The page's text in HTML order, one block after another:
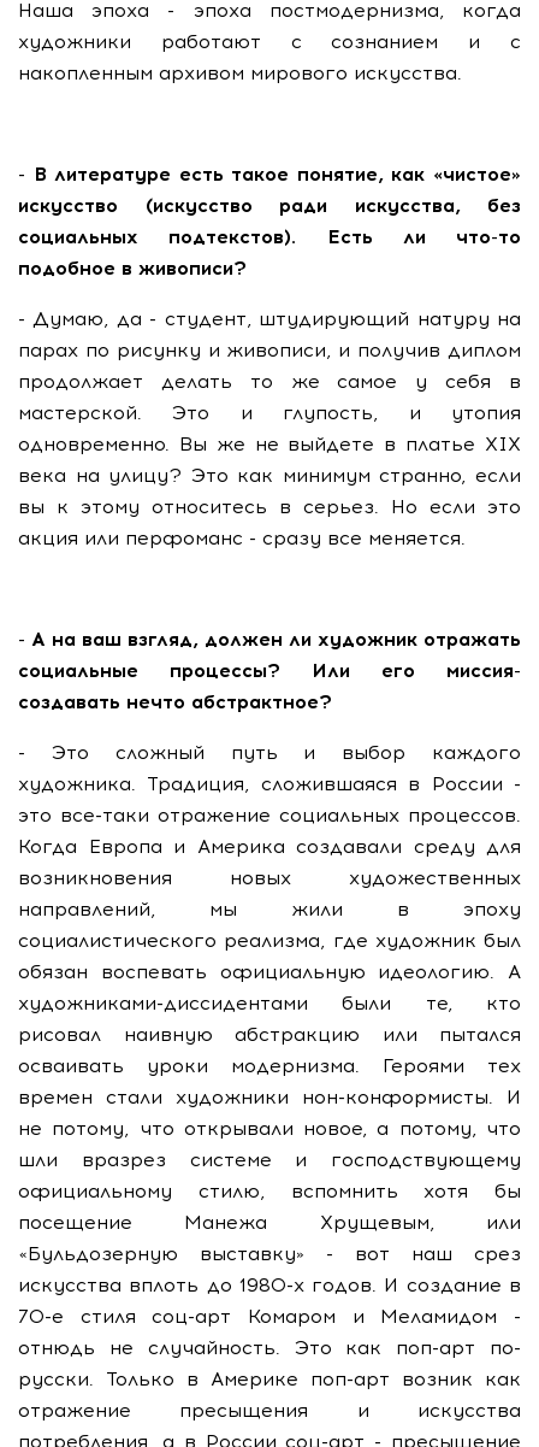
Наша эпоха - эпоха постмодернизма, когда
художники работают с сознанием и с
накопленным архивом мирового искусства.
- В литературе есть такое понятие, как «чистое»
искусство (искусство ради искусства, без
социальных подтекстов). Есть ли что-то
подобное в живописи?
- Думаю, да - студент, штудирующий натуру на
парах по рисунку и живописи, и получив диплом
продолжает делать то же самое у себя в
мастерской. Это и глупость, и утопия
одновременно. Вы же не выйдете в платье XIX
века на улицу? Это как минимум странно, если
вы к этому относитесь в серьез. Но если это
акция или перфоманс - сразу все меняется.
- А на ваш взгляд, должен ли художник отражать
социальные процессы? Или его миссия-
создавать нечто абстрактное?
- Это сложный путь и выбор каждого
художника. Традиция, сложившаяся в России -
это все-таки отражение социальных процессов.
Когда Европа и Америка создавали среду для
возникновения новых художественных
направлений, мы жили в эпоху
социалистического реализма, где художник был
обязан воспевать официальную идеологию. А
художниками-диссидентами были те, кто
рисовал наивную абстракцию или пытался
осваивать уроки модернизма. Героями тех
времен стали художники нон-конформисты. И
не потому, что открывали новое, а потому, что
шли вразрез системе и господствующему
официальному стилю, вспомнить хотя бы
посещение Манежа Хрущевым, или
«Бульдозерную выставку» - вот наш срез
искусства вплоть до 1980-х годов. И создание в
70-е стиля соц-арт Комаром и Меламидом -
отнюдь не случайность. Это как поп-арт по-
русски. Только в Америке поп-арт возник как
отражение пресыщения и искусства
потребления, а в России соц-арт - пресыщение